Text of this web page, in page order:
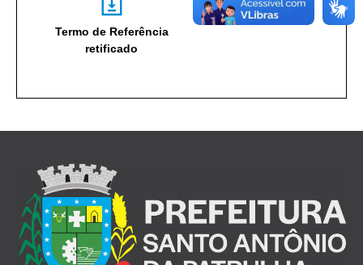
Termo de Referência
retificado